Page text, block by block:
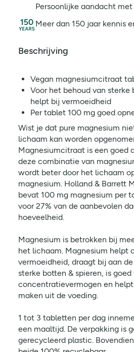
Persoonlijke aandacht
Meer dan 150 jaar kennis
Beschrijving
Vegan magnesiumcitraat
Voor het behoud van sterke
helpt bij vermoeidheid
Per tablet 100 mg goed
Wist je dat pure magnesium
lichaam kan worden
Magnesiumcitraat is een goed
deze combinatie van
wordt beter door het lichaam
magnesium. Holland & Barrett
bevat 100 mg magnesium per
voor 27% van de aanbevolen
hoeveelheid.
Magnesium is betrokken bij
het lichaam. Magnesium helpt
vermoeidheid, draagt bij aan
sterke botten & spieren, is
concentratievermogen en
maken uit de voeding.
1 tot 3 tabletten per dag
een maaltijd. De verpakking is
gerecycleerd plastic.